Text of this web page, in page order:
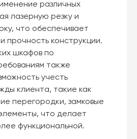
различных
лазерную резку и
что обеспечивает
прочность конструкции.
шкафов по
также
учесть
клиента, такие как
перегородки, замковые
что делает
функциональной.